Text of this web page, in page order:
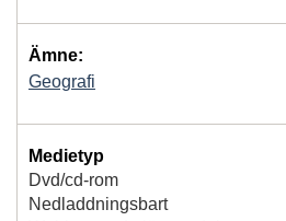
Ämne:
Geografi
Medietyp
Dvd/cd-rom
Nedladdningsbart